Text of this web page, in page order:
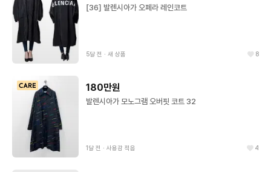
[36] 발렌시아가 오페라 레인코트
5달 전 ∙ 새 상품 8
180만원
발렌시아가 모노그램 오버핏 코트 32
1달 전 ∙ 사용감 적음 4